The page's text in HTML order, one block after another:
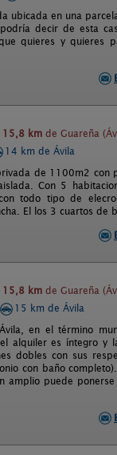
ubicada en una
decir de esta
quieres y quieres
15,8 km de Guareña
14 km de Ávila
de 1100m2
Con 5
todo tipo de
El los 3 cuartos de
15,8 km de Guareña
15 km de Ávila
en el término
alquiler es íntegro y
dobles con sus
con baño
amplio puede